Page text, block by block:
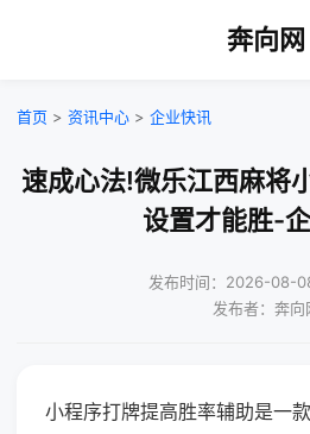
奔向网
首页 > 资讯中心 > 企业快讯
速成心法!微乐江西麻将
设置才能胜-
发布时间：2026-08-
发布者：奔向
小程序打牌提高胜率辅助是一